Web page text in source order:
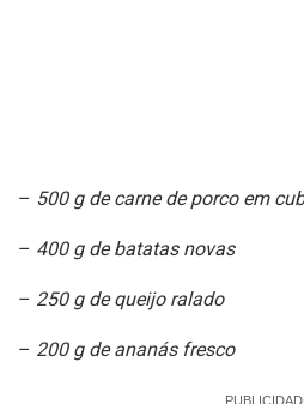
– 500 g de carne de porco em
– 400 g de batatas novas
– 250 g de queijo ralado
– 200 g de ananás fresco